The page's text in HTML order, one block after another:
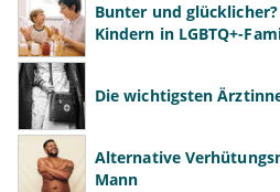
Bunter und
Kindern in LGBTQ+-
Die wichtigsten
Alternative
Mann